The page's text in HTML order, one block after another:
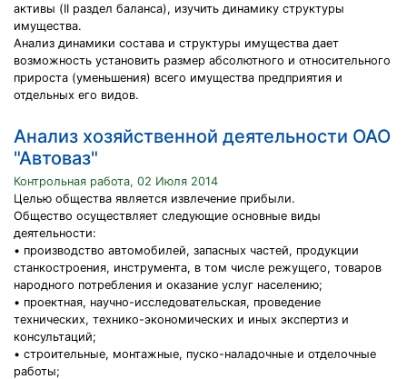
активы (II раздел баланса), изучить динамику структуры
имущества.
Анализ динамики состава и структуры имущества дает
возможность установить размер абсолютного и относительного
прироста (уменьшения) всего имущества предприятия и
отдельных его видов.
Анализ хозяйственной деятельности ОАО
"Автоваз"
Контрольная работа, 02 Июля 2014
Целью общества является извлечение прибыли.
Общество осуществляет следующие основные виды
деятельности:
• производство автомобилей, запасных частей, продукции
станкостроения, инструмента, в том числе режущего, товаров
народного потребления и оказание услуг населению;
• проектная, научно-исследовательская, проведение
технических, технико-экономических и иных экспертиз и
консультаций;
• строительные, монтажные, пуско-наладочные и отделочные
работы;